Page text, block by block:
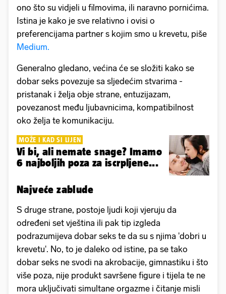
ono što su vidjeli u filmovima, ili naravno pornićima.
Istina je kako je sve relativno i ovisi o
preferencijama partner s kojim smo u krevetu, piše
Medium.
Generalno gledano, većina će se složiti kako se
dobar seks povezuje sa sljedećim stvarima -
pristanak i želja obje strane, entuzijazam,
povezanost među ljubavnicima, kompatibilnost
oko želja te komunikaciju.
MOŽE I KAD SI LIJEN
Vi bi, ali nemate snage? Imamo
6 najboljih poza za iscrpljene...
Najveće zablude
S druge strane, postoje ljudi koji vjeruju da
određeni set vještina ili pak tip izgleda
podrazumijeva dobar seks te da su s njima 'dobri u
krevetu'. No, to je daleko od istine, pa se tako
dobar seks ne svodi na akrobacije, gimnastiku i što
više poza, nije produkt savršene figure i tijela te ne
mora uključivati simultane orgazme i čitanje misli